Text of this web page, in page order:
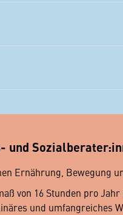
und
Ernährung, Bewegung
von 16 Stunden pro
und umfangreiches